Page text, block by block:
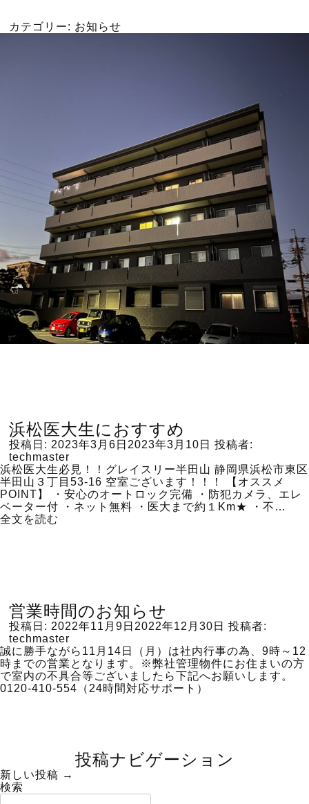
カテゴリー: お知らせ
浜松医大生におすすめ
投稿日: 2023年3月6日 2023年3月10日 投稿者:
techmaster
浜松医大生必見！！グレイスリー半田山 静岡県浜松市東区
半田山３丁目53-16 空室ございます！！！ 【オススメ
POINT】 ・安心のオートロック完備 ・防犯カメラ、エレ
ベーター付 ・ネット無料 ・医大まで約１Km★ ・不…
全文を読む
営業時間のお知らせ
投稿日: 2022年11月9日 2022年12月30日 投稿者:
techmaster
誠に勝手ながら11月14日（月）は社内行事の為、9時～12
時までの営業となります。※弊社管理物件にお住まいの方
で室内の不具合等ございましたら下記へお願いします。
0120-410-554（24時間対応サポート）
投稿ナビゲーション
新しい投稿 →
検索